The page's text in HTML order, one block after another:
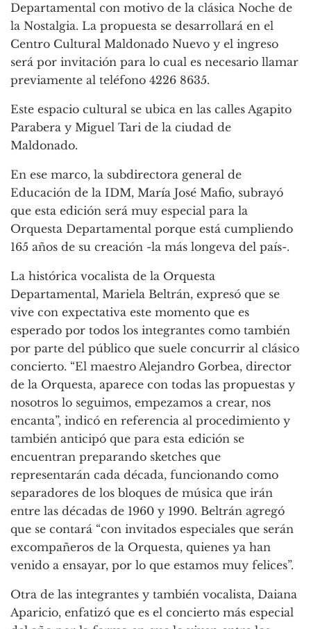
Departamental con motivo de la clásica Noche de
la Nostalgia. La propuesta se desarrollará en el
Centro Cultural Maldonado Nuevo y el ingreso
será por invitación para lo cual es necesario llamar
previamente al teléfono 4226 8635.
Este espacio cultural se ubica en las calles Agapito
Parabera y Miguel Tari de la ciudad de
Maldonado.
En ese marco, la subdirectora general de
Educación de la IDM, María José Mafio, subrayó
que esta edición será muy especial para la
Orquesta Departamental porque está cumpliendo
165 años de su creación -la más longeva del país-.
La histórica vocalista de la Orquesta
Departamental, Mariela Beltrán, expresó que se
vive con expectativa este momento que es
esperado por todos los integrantes como también
por parte del público que suele concurrir al clásico
concierto. “El maestro Alejandro Gorbea, director
de la Orquesta, aparece con todas las propuestas y
nosotros lo seguimos, empezamos a crear, nos
encanta”, indicó en referencia al procedimiento y
también anticipó que para esta edición se
encuentran preparando sketches que
representarán cada década, funcionando como
separadores de los bloques de música que irán
entre las décadas de 1960 y 1990. Beltrán agregó
que se contará “con invitados especiales que serán
excompañeros de la Orquesta, quienes ya han
venido a ensayar, por lo que estamos muy felices”.
Otra de las integrantes y también vocalista, Daiana
Aparicio, enfatizó que es el concierto más especial